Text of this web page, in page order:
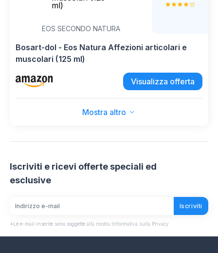
EOS SECONDO NATURA
Bosart-dol - Eos Natura Affezioni articolari e
muscolari (125 ml)
Visualizza offerta
Mostra altro
Iscriviti e ricevi offerte speciali ed
esclusive
Iscriviti
*Le e-mail inserite sono soggette alla nostra Informativa sulla Privacy